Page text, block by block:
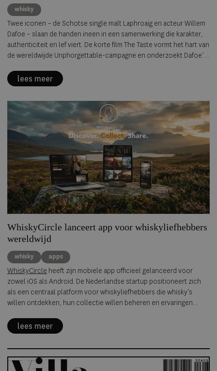
whisky
Twee iconen – de Schotse single malt Laphroaig en acteur Willem
Dafoe – slaan de handen ineen in een samenwerking die karakter,
authenticiteit en lef viert. De korte film The Taste vormt het hart van
de wereldwijde Unphorgettable-campagne en onderzoekt Dafoe’s
smaak van Laphroaig te beschrijven.
lees meer
WhiskyCircle lanceert app voor whiskyliefhebbers
wereldwijd
whisky apps
WhiskyCircle heeft zijn mobiele app officieel gelanceerd voor
zowel iOS als Android. De Nederlandse startup positioneert zich
als een centraal platform voor whiskyliefhebbers die whisky’s
willen ontdekken, hun collectie willen beheren en ervaringen
de “Vivino of Untappd voor whisky” te worden, combineert de app
tracking, ontdekking en sociale interactie in één omgeving.
lees meer